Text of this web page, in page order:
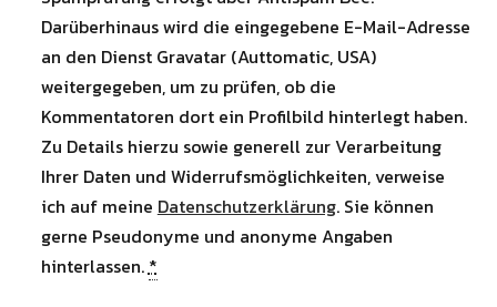
Darüberhinaus wird die eingegebene E-Mail-Adresse
an den Dienst Gravatar (Auttomatic, USA)
weitergegeben, um zu prüfen, ob die
Kommentatoren dort ein Profilbild hinterlegt haben.
Zu Details hierzu sowie generell zur Verarbeitung
Ihrer Daten und Widerrufsmöglichkeiten, verweise
ich auf meine Datenschutzerklärung. Sie können
gerne Pseudonyme und anonyme Angaben
hinterlassen. *